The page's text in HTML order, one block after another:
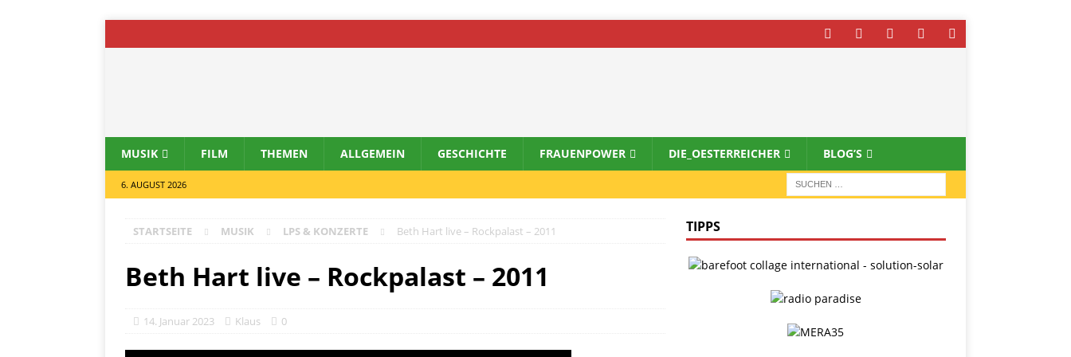
MUSIK FILM THEMEN ALLGEMEIN GESCHICHTE FRAUENPOWER DIE_OESTERREICHER BLOG’S
6. AUGUST 2026
STARTSEITE MUSIK LPS & KONZERTE Beth Hart live – Rockpalast – 2011
Beth Hart live – Rockpalast – 2011
14. Januar 2023 Klaus 0
TIPPS